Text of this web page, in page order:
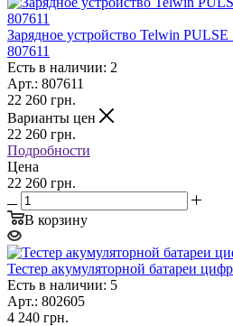
Зарядное устройство Telwin
807611
Есть в наличии: 2
Арт.: 807611
22 260 грн.
Варианты цен
22 260 грн.
Подробности
Цена
22 260 грн.
В корзину
Тестер акумуляторной батареи
Есть в наличии: 5
Арт.: 802605
4 240 грн.